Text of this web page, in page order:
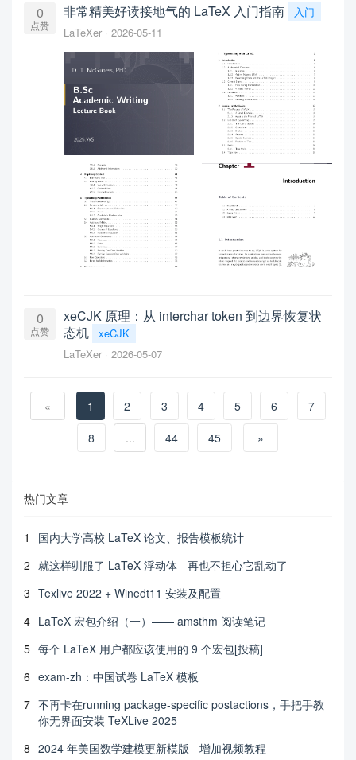
0
点赞
非常精美好读接地气的 LaTeX 入门指南
入门
LaTeXer
2026-05-11
0
点赞
xeCJK 原理：从 interchar token 到边界恢复状
态机
xeCJK
LaTeXer
2026-05-07
« 1 2 3 4 5 6
7
8
... 44 45 »
热门文章
1
国内大学高校 LaTeX 论文、报告模板统计
2 就这样驯服了 LaTeX 浮动体 - 再也不担心它乱动了
3 Texlive 2022 + Winedt11 安装及配置
4 LaTeX 宏包介绍（一）—— amsthm 阅读笔记
5 每个 LaTeX 用户都应该使用的 9 个宏包[投稿]
6 exam-zh：中国试卷 LaTeX 模板
7 不再卡在running package-specific postactions，手把手教
你无界面安装 TeXLive 2025
8 2024 年美国数学建模更新模版 - 增加视频教程